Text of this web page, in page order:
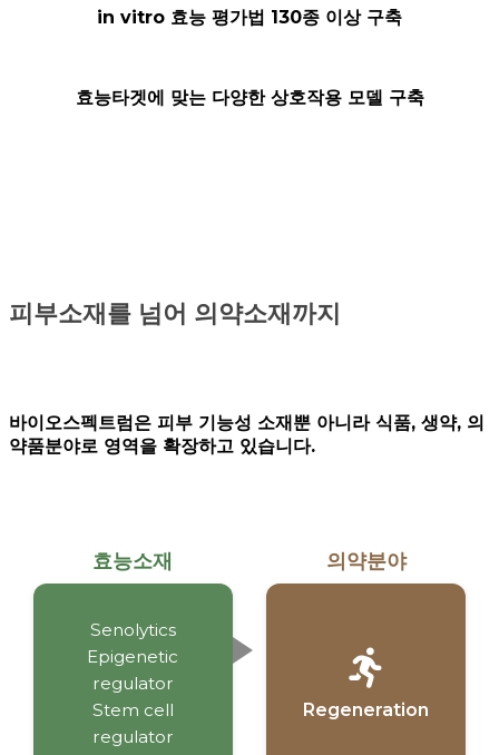
in vitro 효능 평가법 130종 이상 구축
효능타겟에 맞는 다양한 상호작용 모델 구축
피부소재를 넘어 의약소재까지
바이오스펙트럼은 피부 기능성 소재뿐 아니라 식품, 생약, 의
약품분야로 영역을 확장하고 있습니다.
효능소재
Senolytics
Epigenetic
regulator
Stem cell
regulator
의약분야
Regeneration